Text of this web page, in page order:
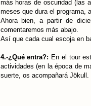
más horas de oscuridad (las
meses que dura el programa,
Ahora bien, a partir de
comentaremos más abajo.
Así que cada cual escoja en
4.-¿Qué entra?: En el tour
actividades (en la época de
suerte, os acompañará Jökull.